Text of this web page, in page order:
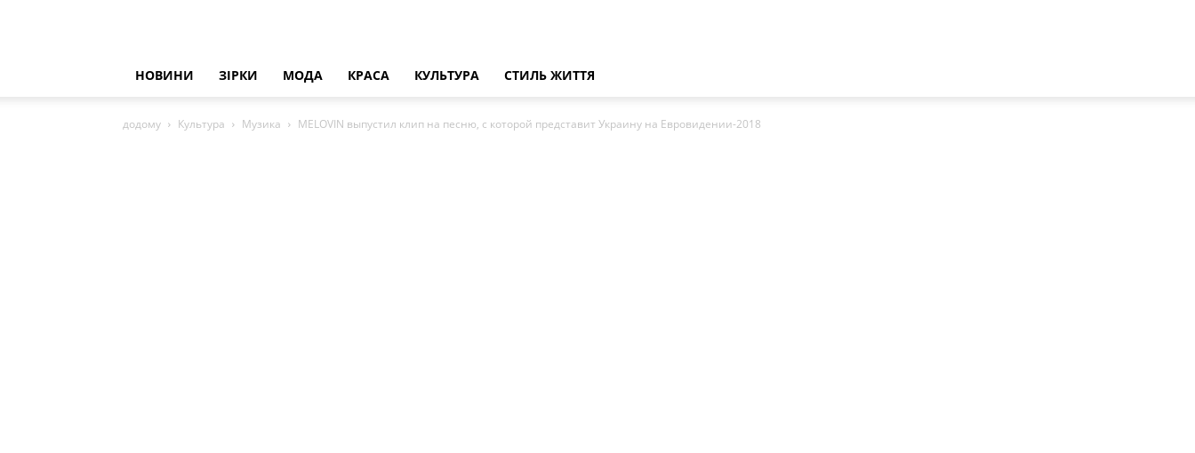
НОВИНИ ЗІРКИ МОДА КРАСА КУЛЬТУРА СТИЛЬ ЖИТТЯ
додому Культура Музика MELOVIN выпустил клип на песню, с которой представит Украину на Евровидении-2018